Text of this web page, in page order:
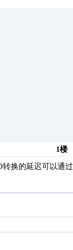
1楼
换的延迟可以通过